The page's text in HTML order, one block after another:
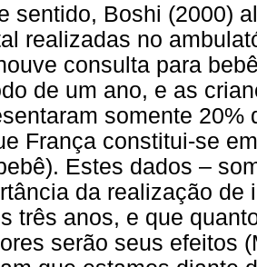
sentido, Boshi (2000)
realizadas no
consulta para
de um ano, e as
somente
França constitui-se
Estes dados –
da realização de
três anos, e que
serão seus efeitos